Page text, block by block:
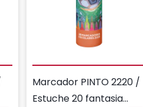
Marcador PINTO 2220 /
Estuche 20 fantasia